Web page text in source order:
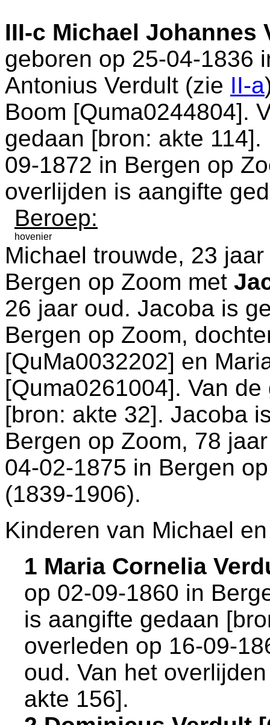
III-c Michael Johannes
geboren op 25-04-1836
Antonius Verdult (zie II-a
Boom [Quma0244804].
gedaan [bron: akte 114].
09-1872 in Bergen op
overlijden is aangifte
Beroep:
hovenier
Michael trouwde, 23
Bergen op Zoom met
26 jaar oud. Jacoba is
Bergen op Zoom,
[QuMa0032202] en
[Quma0261004]. Van
[bron: akte 32]. Jacoba
Bergen op Zoom, 78
04-02-1875 in Bergen
(1839-1906).
Kinderen van Michael
1 Maria Cornelia
op 02-09-1860 in
is aangifte gedaan [
overleden op 16-09-
oud. Van het
akte 156].